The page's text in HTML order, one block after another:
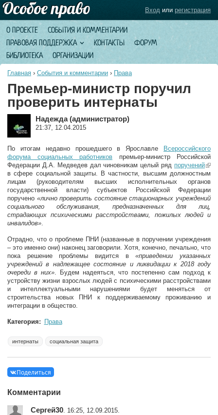
О ПРОЕКТЕ
СОБЫТИЯ И КОММЕНТАРИИ
ПРАВОВАЯ ПОДДЕРЖКА
КОНТАКТЫ
ФОРУМ
БИБЛИОТЕКА
ОРГАНИЗАЦИИ
Вход или регистрация
Главная › События и комментарии › Права
Премьер-министр поручил
проверить интернаты
Надежда (администратор)
21:37, 12.04.2015
По итогам недавно прошедшего в Ярославле
Всероссийского
форума социальных работников премьер-министр Российской
Федерации Д.А. Медведев дал чиновникам целый ряд поручений
в сфере социальной защиты. В частности, высшим должностным
лицам (руководителям высших исполнительных органов
государственной власти) субъектов Российской Федерации
поручено «лично проверить состояние стационарных учреждений
социального обслуживания, предназначенных для лиц,
страдающих психическими расстройствами, пожилых людей и
инвалидов».
Отрадно, что о проблеме ПНИ (названные в поручении учреждения
– это именно они) наконец заговорили. Хотя, конечно, печально, что
пока решение проблемы видится в«приведении указанных
учреждений в надлежащее состояние и ликвидации к 2018 году
очереди в них». Будем надеяться, что постепенно сам подход к
устройству жизни взрослых людей с психическими расстройствами
и интеллектуальными нарушениями будет меняться от
строительства новых ПНИ к поддерживаемому проживанию и
интеграции в общество.
Категория: Права
интернаты социальная защита
Поделиться
Комментарии
Сергей30 . 16:25, 12.09.2015.